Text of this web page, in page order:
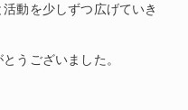
動を少しずつ広げていき
うございました。